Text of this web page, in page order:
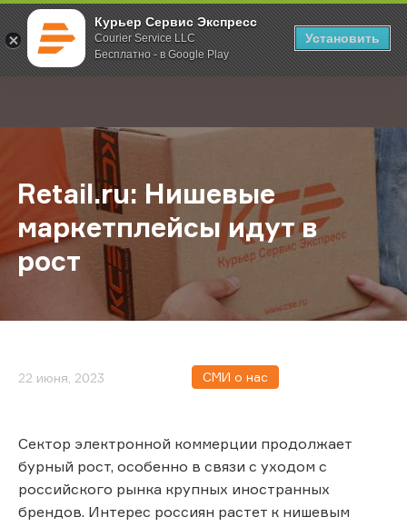
Курьер Сервис Экспресс
Courier Service LLC
Бесплатно - в Google Play
Установить
; Главная О компании Новости Retail.ru: Нишевые маркетплейсы
Retail.ru: Нишевые
маркетплейсы идут в
рост
22 июня, 2023 СМИ о нас
Сектор электронной коммерции продолжает
бурный рост, особенно в связи с уходом с
российского рынка крупных иностранных
брендов. Интерес россиян растет к нишевым